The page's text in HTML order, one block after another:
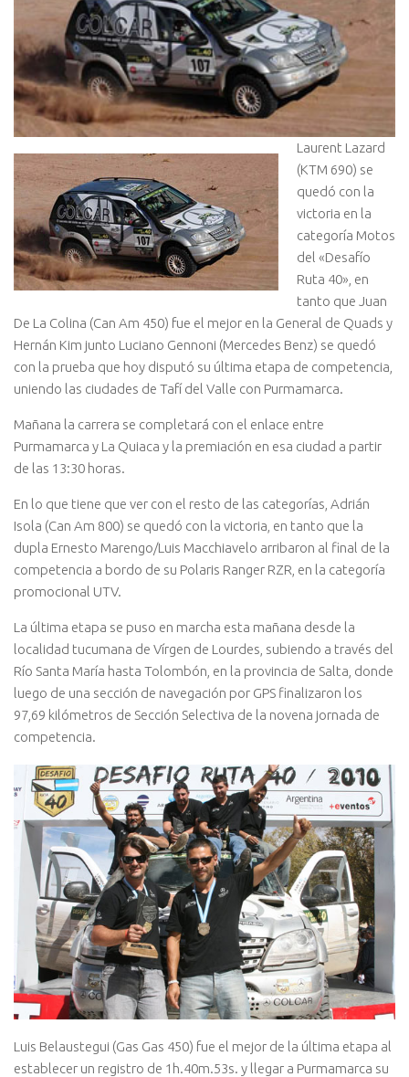
Laurent Lazard
(KTM 690) se
quedó con la
victoria en la
categoría Motos
del «Desafío
Ruta 40», en
tanto que Juan
De La Colina (Can Am 450) fue el mejor en la General de Quads y
Hernán Kim junto Luciano Gennoni (Mercedes Benz) se quedó
con la prueba que hoy disputó su última etapa de competencia,
uniendo las ciudades de Tafí del Valle con Purmamarca.
Mañana la carrera se completará con el enlace entre
Purmamarca y La Quiaca y la premiación en esa ciudad a partir
de las 13:30 horas.
En lo que tiene que ver con el resto de las categorías, Adrián
Isola (Can Am 800) se quedó con la victoria, en tanto que la
dupla Ernesto Marengo/Luis Macchiavelo arribaron al final de la
competencia a bordo de su Polaris Ranger RZR, en la categoría
promocional UTV.
La última etapa se puso en marcha esta mañana desde la
localidad tucumana de Vírgen de Lourdes, subiendo a través del
Río Santa María hasta Tolombón, en la provincia de Salta, donde
luego de una sección de navegación por GPS finalizaron los
97,69 kilómetros de Sección Selectiva de la novena jornada de
competencia.
Luis Belaustegui (Gas Gas 450) fue el mejor de la última etapa al
establecer un registro de 1h.40m.53s. y llegar a Purmamarca su